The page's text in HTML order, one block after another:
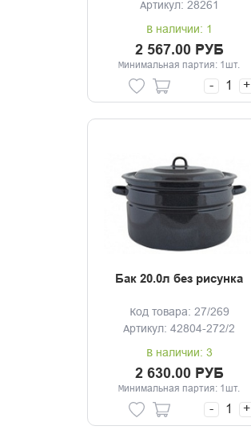
Артикул: 28261
В наличии: 1
2 567.00 РУБ
Минимальная партия: 1шт.
- +
Бак 20.0л без рисунка
Код товара: 27/269
Артикул: 42804-272/2
В наличии: 3
2 630.00 РУБ
Минимальная партия: 1шт.
- +